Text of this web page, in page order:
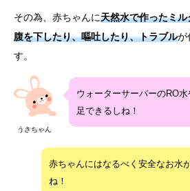
その為、赤ちゃんに天然水で作ったミ
腹を下したり、嘔吐したり、トラブルが
す。
うさちゃん
ウォーターサーバーのRO
足できるしね！
赤ちゃんにはなるべく安全なお水
ね！